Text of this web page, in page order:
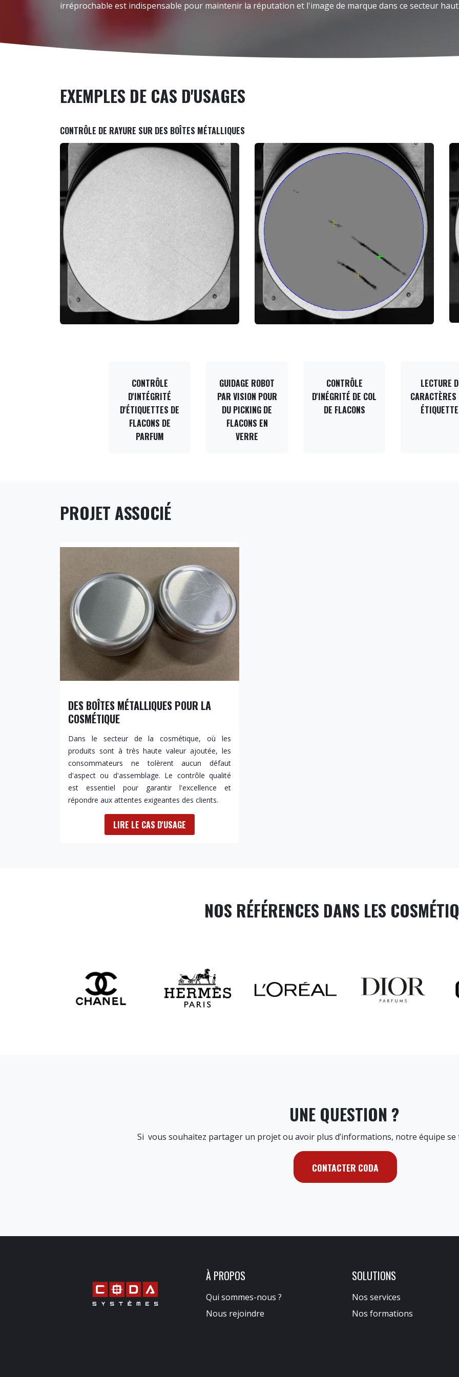
irréprochable est indispensable pour maintenir la réputation et l'image de marque dans ce secteur haut
EXEMPLES DE CAS D'USAGES
CONTRÔLE DE RAYURE SUR DES BOÎTES MÉTALLIQUES
CONTRÔLE
D'INTÉGRITÉ
D'ÉTIQUETTES DE
FLACONS DE
PARFUM
GUIDAGE ROBOT
PAR VISION POUR
DU PICKING DE
FLACONS EN
VERRE
CONTRÔLE
D'INÉGRITÉ DE COL
DE FLACONS
LECTURE
PROJET ASSOCIÉ
CONTRÔLE DE RAYURES SUR
DES BOÎTES MÉTALLIQUES POUR LA
COSMÉTIQUE
Dans le secteur de la cosmétique, où les
produits sont à très haute valeur ajoutée, les
consommateurs ne tolèrent aucun défaut
d'aspect ou d'assemblage. Le contrôle qualité
est essentiel pour garantir l'excellence et
répondre aux attentes exigeantes des clients.
LIRE LE CAS D'USAGE
NOS RÉFÉRENCES DANS LES
UNE QUESTION ?
Si vous souhaitez partager un projet ou avoir plus d’informations, notre équipe
CONTACTER CODA
À PROPOS
Qui sommes-nous ?
Nous rejoindre
SOLUTIONS
Nos services
Nos formations